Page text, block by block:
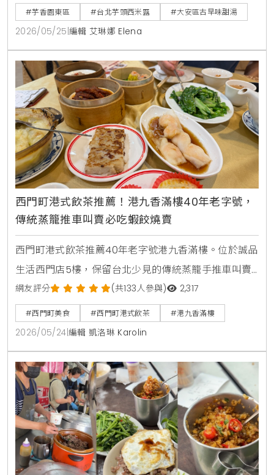
早味下午茶。
#芋香園東區 #台北芋頭西米露 #大安區古早味甜湯
2026/05/25 編輯 艾琳娜 Elena
西門町港式飲茶推薦！港九香滿樓40年老字號，
傳統蒸籠推車叫賣必吃蝦餃燒賣
西門町港式飲茶推薦40年老字號港九香滿樓。位於誠品
生活西門店5樓，保留台北少見的傳統蒸籠手推車叫賣
文化。店內明亮寬敞，適合家庭聚餐，熱門必點蝦餃、
蟹黃燒賣、脆皮烤鴨，快來體驗老香港茶樓風味。
網友評分 (共133人參與) 2,317
#西門町美食 #西門町港式飲茶 #港九香滿樓
2026/05/24 編輯 凱洛琳 Karolin